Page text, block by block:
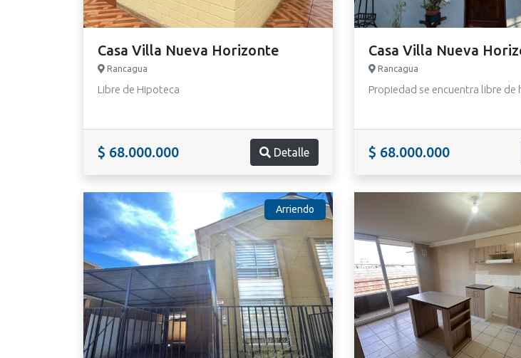
Casa Villa Nueva Horizonte
Rancagua
Libre de Hipoteca
$ 68.000.000 Detalle
Casa Villa Nueva
Rancagua
Propiedad se encuentra libre de
$ 68.000.000
Arriendo